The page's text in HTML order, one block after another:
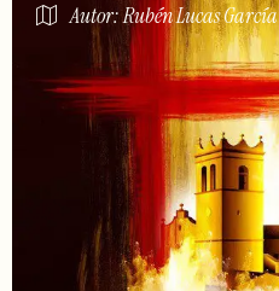
Autor: Rubén Lucas García